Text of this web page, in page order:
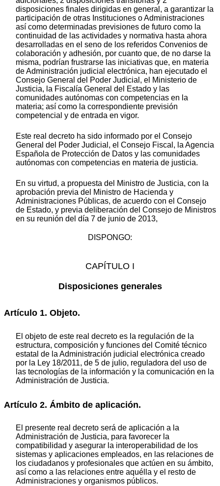
disposiciones finales dirigidas en general, a garantizar la
participación de otras Instituciones o Administraciones
así como determinadas previsiones de futuro como la
continuidad de las actividades y normativa hasta ahora
desarrolladas en el seno de los referidos Convenios de
colaboración y adhesión, por cuanto que, de no darse la
misma, podrían frustrarse las iniciativas que, en materia
de Administración judicial electrónica, han ejecutado el
Consejo General del Poder Judicial, el Ministerio de
Justicia, la Fiscalía General del Estado y las
comunidades autónomas con competencias en la
materia; así como la correspondiente previsión
competencial y de entrada en vigor.
Este real decreto ha sido informado por el Consejo
General del Poder Judicial, el Consejo Fiscal, la Agencia
Española de Protección de Datos y las comunidades
autónomas con competencias en materia de justicia.
En su virtud, a propuesta del Ministro de Justicia, con la
aprobación previa del Ministro de Hacienda y
Administraciones Públicas, de acuerdo con el Consejo
de Estado, y previa deliberación del Consejo de Ministros
en su reunión del día 7 de junio de 2013,
DISPONGO:
CAPÍTULO I
Disposiciones generales
Artículo 1. Objeto.
El objeto de este real decreto es la regulación de la
estructura, composición y funciones del Comité técnico
estatal de la Administración judicial electrónica creado
por la Ley 18/2011, de 5 de julio, reguladora del uso de
las tecnologías de la información y la comunicación en la
Administración de Justicia.
Artículo 2. Ámbito de aplicación.
El presente real decreto será de aplicación a la
Administración de Justicia, para favorecer la
compatibilidad y asegurar la interoperabilidad de los
sistemas y aplicaciones empleados, en las relaciones de
los ciudadanos y profesionales que actúen en su ámbito,
así como a las relaciones entre aquélla y el resto de
Administraciones y organismos públicos.